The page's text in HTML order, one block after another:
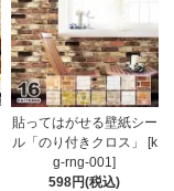
貼ってはがせる壁紙シー
ル「のり付きクロス」 [k
g-rng-001]
598円(税込)